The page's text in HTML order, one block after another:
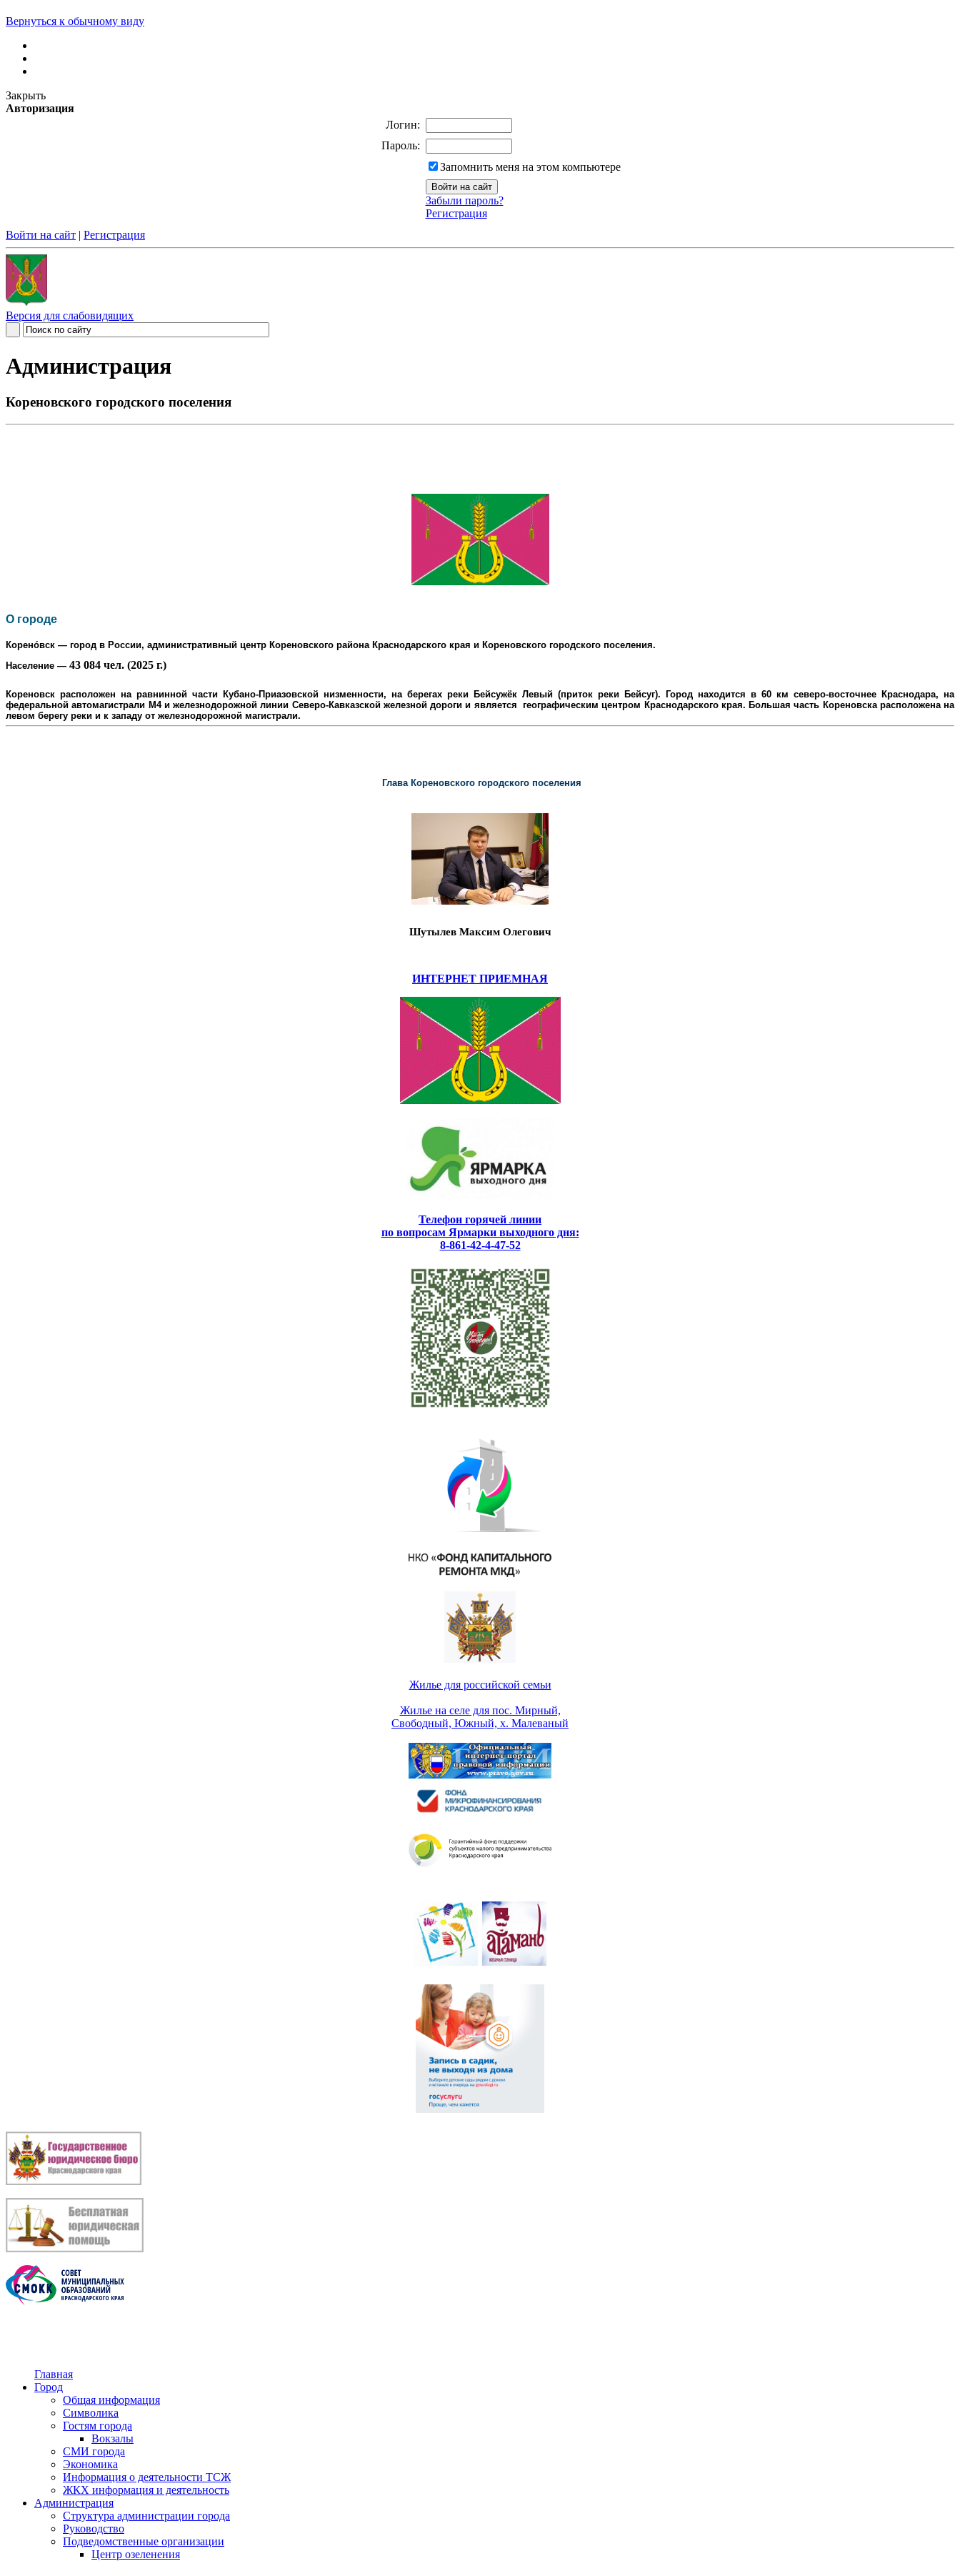
Вернуться к обычному виду
Закрыть
Авторизация
Логин:
Пароль:
Запомнить меня на этом компьютере
Забыли пароль?
Регистрация
Войти на сайт | Регистрация
Версия для слабовидящих
Администрация
Кореновского городского поселения
О городе
Корено́вск — город в России, административный центр Кореновского района Краснодарского края и Кореновского городского поселения.
Население — 43 084 чел. (2025 г.)
Кореновск расположен на равнинной части Кубано-Приазовской низменности, на берегах реки Бейсужёк Левый (приток реки Бейсуг). Город находится в 60 км северо-восточнее Краснодара, на
федеральной автомагистрали М4 и железнодорожной линии Северо-Кавказской железной дороги и является географическим центром Краснодарского края. Большая часть Кореновска расположена на
левом берегу реки и к западу от железнодорожной магистрали.
Глава Кореновского городского поселения
Шутылев Максим Олегович
ИНТЕРНЕТ ПРИЕМНАЯ
Телефон горячей линии
по вопросам Ярмарки выходного дня:
8-861-42-4-47-52
Жилье для российской семьи
Жилье на селе для пос. Мирный,
Свободный, Южный, х. Малеваный
Главная
Город
Общая информация
Символика
Гостям города
Вокзалы
СМИ города
Экономика
Информация о деятельности ТСЖ
ЖКХ информация и деятельность
Администрация
Структура администрации города
Руководство
Подведомственные организации
Центр озеленения